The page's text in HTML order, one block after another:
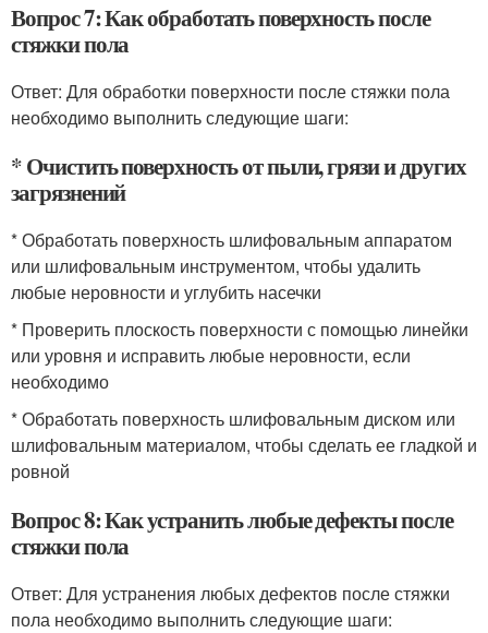
Вопрос 7: Как обработать поверхность после
стяжки пола
Ответ: Для обработки поверхности после стяжки пола
необходимо выполнить следующие шаги:
* Очистить поверхность от пыли, грязи и других
загрязнений
* Обработать поверхность шлифовальным аппаратом
или шлифовальным инструментом, чтобы удалить
любые неровности и углубить насечки
* Проверить плоскость поверхности с помощью линейки
или уровня и исправить любые неровности, если
необходимо
* Обработать поверхность шлифовальным диском или
шлифовальным материалом, чтобы сделать ее гладкой и
ровной
Вопрос 8: Как устранить любые дефекты после
стяжки пола
Ответ: Для устранения любых дефектов после стяжки
пола необходимо выполнить следующие шаги: